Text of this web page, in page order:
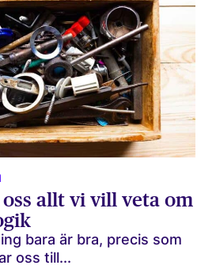
allt vi vill veta om
bara är bra, precis som
oss till...